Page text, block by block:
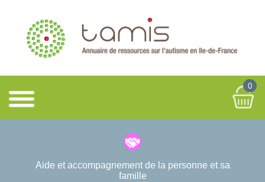
0
Aide et accompagnement de la personne et sa
famille